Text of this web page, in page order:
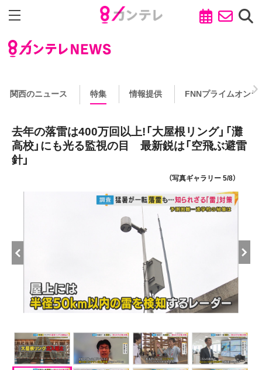
関西のニュース 特集 情報提供 FNNプライムオンラ
去年の落雷は400万回以上!「大屋根リング」「灘
高校」にも光る監視の目 最新鋭は「空飛ぶ避雷
針」
（写真ギャラリー 5/8）